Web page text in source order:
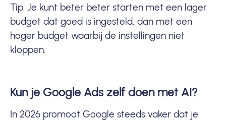
Tip: Je kunt beter beter starten met een lager
budget dat goed is ingesteld, dan met een
hoger budget waarbij de instellingen niet
kloppen.
Kun je Google Ads zelf doen met AI?
In 2026 promoot Google steeds vaker dat je